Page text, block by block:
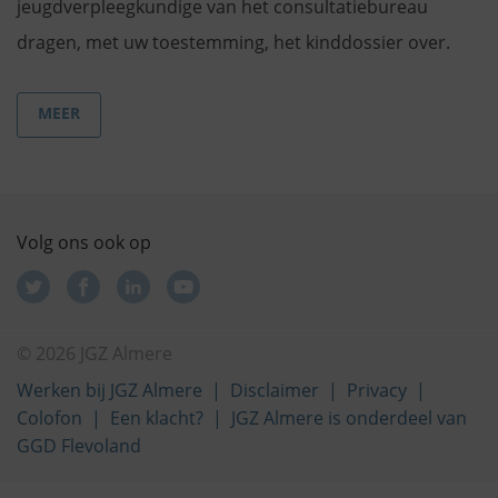
jeugdverpleegkundige van het consultatiebureau
dragen, met uw toestemming, het kinddossier over.
MEER
Volg ons ook op
© 2026 JGZ Almere
Werken bij JGZ Almere
Disclaimer
Privacy
Colofon
Een klacht?
JGZ Almere is onderdeel van
GGD Flevoland